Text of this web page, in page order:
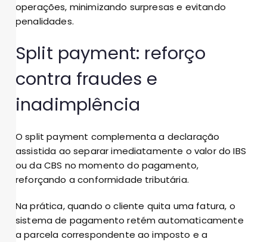
operações, minimizando surpresas e evitando
penalidades.
Split payment: reforço
contra fraudes e
inadimplência
O split payment complementa a declaração
assistida ao separar imediatamente o valor do IBS
ou da CBS no momento do pagamento,
reforçando a conformidade tributária.
Na prática, quando o cliente quita uma fatura, o
sistema de pagamento retém automaticamente
a parcela correspondente ao imposto e a